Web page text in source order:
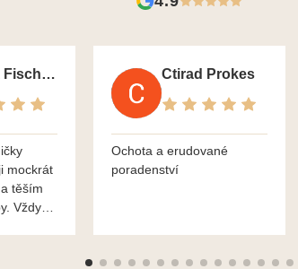
Monika Fischerova
mockrát
těším
Vždy
Ctirad Prokes
Ochota a erudované
poradenství